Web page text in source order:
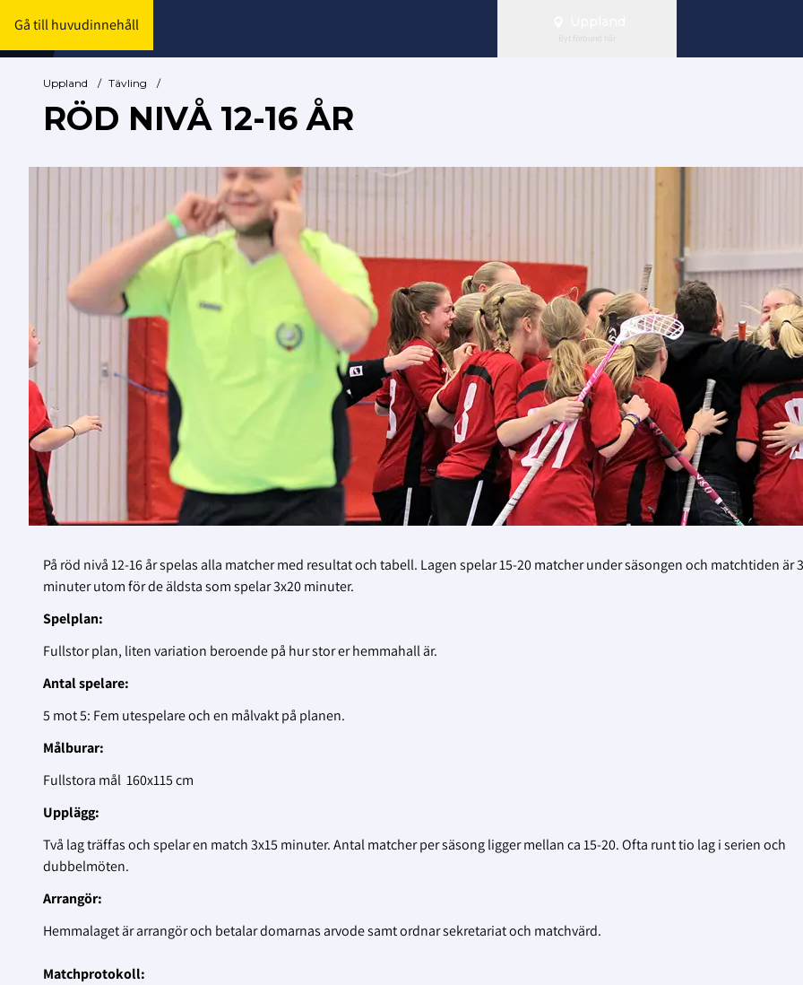
Gå till huvudinnehåll
Byt förbund här
Uppland / Tävling /
RÖD NIVÅ 12-16 ÅR
På röd nivå 12-16 år spelas alla matcher med resultat och tabell. Lagen spelar 15-20 matcher under säsongen och matchtiden är
minuter utom för de äldsta som spelar 3x20 minuter.
Spelplan:
Fullstor plan, liten variation beroende på hur stor er hemmahall är.
Antal spelare:
5 mot 5: Fem utespelare och en målvakt på planen.
Målburar:
Fullstora mål 160x115 cm
Upplägg:
Två lag träffas och spelar en match 3x15 minuter. Antal matcher per säsong ligger mellan ca 15-20. Ofta runt tio lag i serien och
dubbelmöten.
Arrangör:
Hemmalaget är arrangör och betalar domarnas arvode samt ordnar sekretariat och matchvärd.
Matchprotokoll: